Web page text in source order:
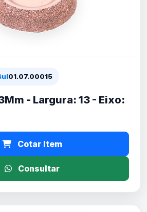
01.07.00015
- Largura: 13 - Eixo:
Cotar Item
Consultar